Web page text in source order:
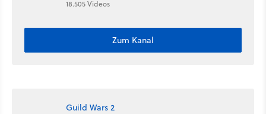
18.505 Videos
Zum Kanal
Guild Wars 2